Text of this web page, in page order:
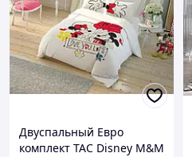
Двуспальный Евро
комплект TAC Disney M&M